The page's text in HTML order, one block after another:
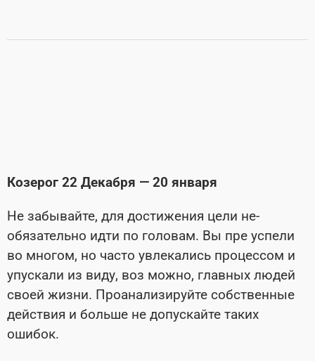
Козерог 22 Декабря — 20 января
Не забывайте, для достижения цели не­
обязательно идти по головам. Вы пре­ успели
во многом, но часто увлекались процессом и
упускали из виду, воз­ можно, главных людей
своей жизни. Проанализируйте собственные
действия и больше не допускайте таких
ошибок.